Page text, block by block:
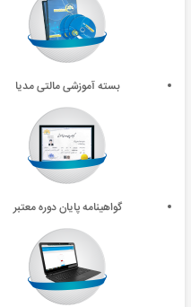
بسته آموزشی مالتی مدیا
گواهینامه پایان دوره معتبر